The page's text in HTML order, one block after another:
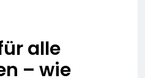
alle
– wie